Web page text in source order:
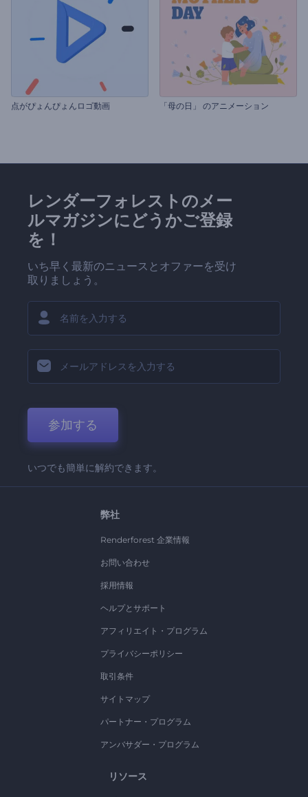
点がぴょんぴょんロゴ動画 「母の日」 のアニメーション
レンダーフォレストのメー
ルマガジンにどうかご登録
を！
いち早く最新のニュースとオファーを受け
取りましょう。
参加する
いつでも簡単に解約できます。
弊社
Renderforest 企業情報
お問い合わせ
採用情報
ヘルプとサポート
アフィリエイト・プログラム
プライバシーポリシー
取引条件
サイトマップ
パートナー・プログラム
アンバサダー・プログラム
リソース